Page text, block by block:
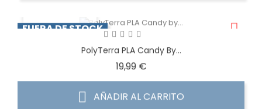
FUERA DE STOCK
PolyTerra PLA Candy By...
19,99 €Precio
AÑADIR AL CARRITO